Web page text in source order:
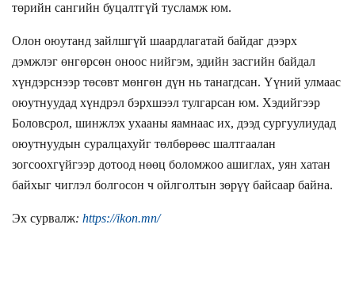
төрийн сангийн буцалтгүй тусламж юм.
Олон оюутанд зайлшгүй шаардлагатай байдаг дээрх
дэмжлэг өнгөрсөн оноос нийгэм, эдийн засгийн байдал
хүндэрснээр төсөвт мөнгөн дүн нь танагдсан. Үүний улмаас
оюутнуудад хүндрэл бэрхшээл тулгарсан юм. Хэдийгээр
Боловсрол, шинжлэх ухааны яамнаас их, дээд сургуулиудад
оюутнуудын суралцахуйг төлбөрөөс шалтгаалан
зогсоохгүйгээр дотоод нөөц боломжоо ашиглах, уян хатан
байхыг чиглэл болгосон ч ойлголтын зөрүү байсаар байна.
Эх сурвалж: https://ikon.mn/